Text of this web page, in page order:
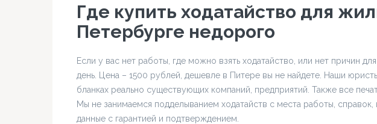
Где купить ходатайство для
Петербурге недорого
Если у вас нет работы, где можно взять ходатайство, или нет причин
день. Цена – 1500 рублей, дешевле в Питере вы не найдете. Наши
бланках реально существующих компаний, предприятий. Также все
Мы не занимаемся подделыванием ходатайств с места работы,
данные с гарантией и подтверждением.